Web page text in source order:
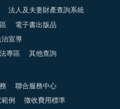
法人及夫妻財產查詢系統
電子書出版品
治宣導
專區 其他查詢
聯合服務中心
例 徵收費用標準